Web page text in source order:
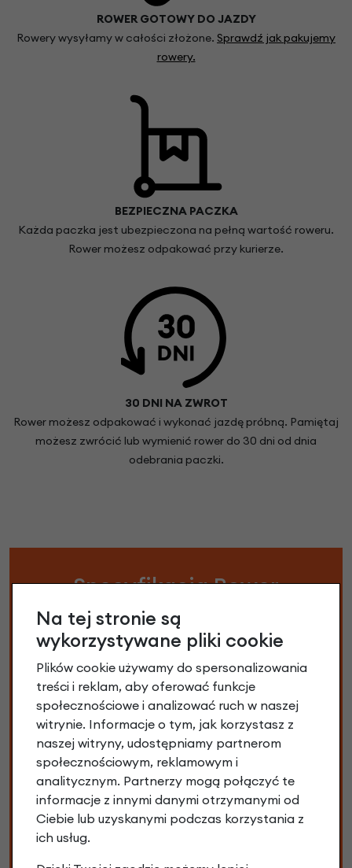
ROWER GOTOWY DO JAZDY
Rowery wysyłamy w całości złożone. Sprawdź jak pakujemy
rowery.
BEZPIECZNA PACZKA
Każda paczka jest ubezpieczona na pełną wartość roweru.
Rower możesz odpakować przy kurierze.
30 DNI NA ZWROT
Rower możesz odpakować i wykonać jazdę próbną. Pamiętaj
możesz zwrócić lub wymienić rower do 30 dni od dnia
odebrania paczki.
Specyfikacja Rower
składany TERN Link B7
Niebieski
Bezpieczne obciążenie roweru: 120 kg
Dzwonek: Tak
Hamulec przedni: V-brake Shimano
Hamulec tylny: V-brake Shimano
Ilość przerzutek: 8
Kaseta / Zębatka: Shimano 7s, 14-28T
Na tej stronie są
wykorzystywane pliki cookie
Plików cookie używamy do spersonalizowania
treści i reklam, aby oferować funkcje
społecznościowe i analizować ruch w naszej
witrynie. Informacje o tym, jak korzystasz z
naszej witryny, udostępniamy partnerom
społecznościowym, reklamowym i
analitycznym. Partnerzy mogą połączyć te
informacje z innymi danymi otrzymanymi od
Ciebie lub uzyskanymi podczas korzystania z
ich usług.